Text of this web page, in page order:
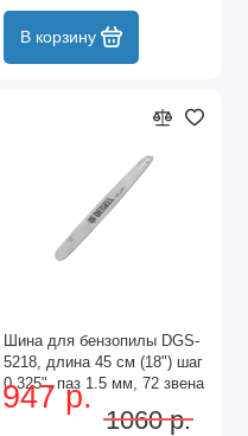
В корзину
Шина для бензопилы DGS-
5218, длина 45 см (18") шаг
0.325", паз 1.5 мм, 72 звена
Denzel
947 р.
1060 р.